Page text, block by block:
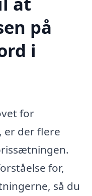
på
i
for
er der flere
for,
så du